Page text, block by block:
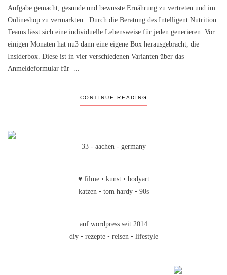
Aufgabe gemacht, gesunde und bewusste Ernährung zu vertreten und im
Onlineshop zu vermarkten. Durch die Beratung des Intelligent Nutrition
Teams lässt sich eine individuelle Lebensweise für jeden generieren. Vor
einigen Monaten hat nu3 dann eine eigene Box herausgebracht, die
Insiderbox. Diese ist in vier verschiedenen Varianten über das
Anmeldeformular für ...
CONTINUE READING
33 - aachen - germany
♥ filme • kunst • bodyart
katzen • tom hardy • 90s
auf wordpress seit 2014
diy • rezepte • reisen • lifestyle